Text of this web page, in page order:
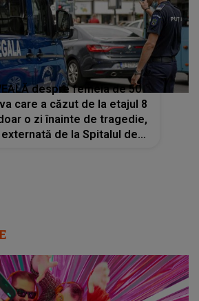
despre femeia de 50
care a căzut de la etajul 8
o zi înainte de tragedie,
de la Spitalul de